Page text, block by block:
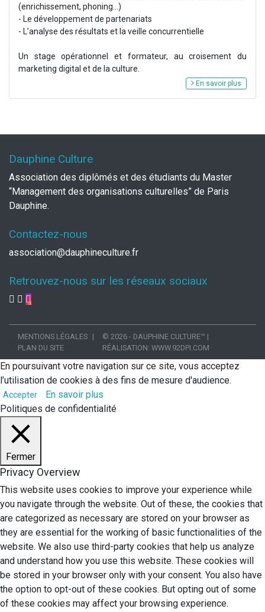
(enrichissement, phoning...)
- Le développement de partenariats
- L’analyse des résultats et la veille concurrentielle
Un stage opérationnel et formateur, au croisement du
marketing digital et de la culture.
En savoir plus
Dauphine Culture
Association des diplômés et des étudiants du Master
“Management des organisations culturelles” de Paris
Dauphine.
Contactez-nous
association@dauphineculture.fr
Retrouvez-nous sur les réseaux sociaux
MENTIONS LÉGALES
PLAN DU SITE
© 2026 - DAUPHINE CULTURE™ |
RÉALISATION: WWW.92DPI.COM
En poursuivant votre navigation sur ce site, vous acceptez
l’utilisation de cookies à des fins de mesure d'audience.
Accepter
En savoir plus
Politiques de confidentialité
Fermer
Privacy Overview
This website uses cookies to improve your experience while
you navigate through the website. Out of these, the cookies that
are categorized as necessary are stored on your browser as
they are essential for the working of basic functionalities of the
website. We also use third-party cookies that help us analyze
and understand how you use this website. These cookies will
be stored in your browser only with your consent. You also have
the option to opt-out of these cookies. But opting out of some
of these cookies may affect your browsing experience.